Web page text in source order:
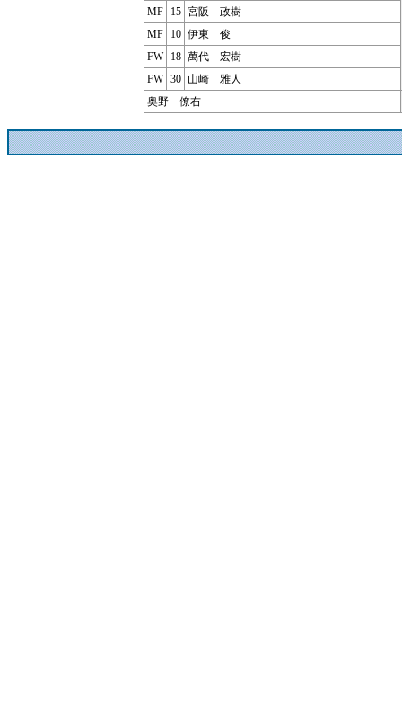
MF
15 宮阪 政樹
MF
10 伊東 俊
FW
18 萬代 宏樹
FW 30
山崎 雅人
奥野 僚右